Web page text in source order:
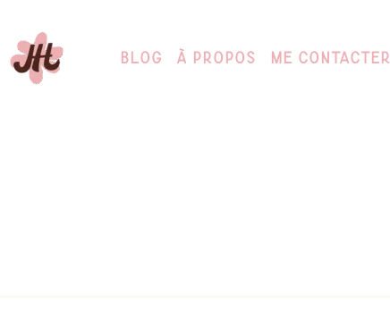
Blog À Propos Me Contacter